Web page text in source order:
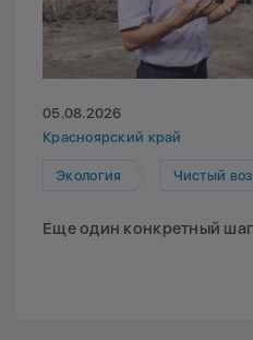
05.08.2026
Красноярский край
Экология Чистый
Еще один конкретный